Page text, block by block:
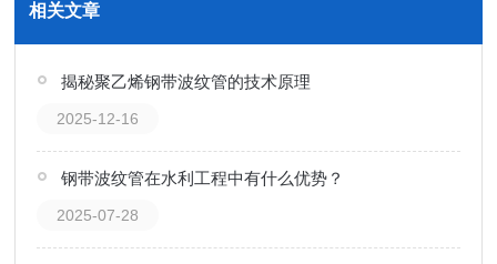
相关文章
揭秘聚乙烯钢带波纹管的技术原理
2025-12-16
钢带波纹管在水利工程中有什么优势？
2025-07-28